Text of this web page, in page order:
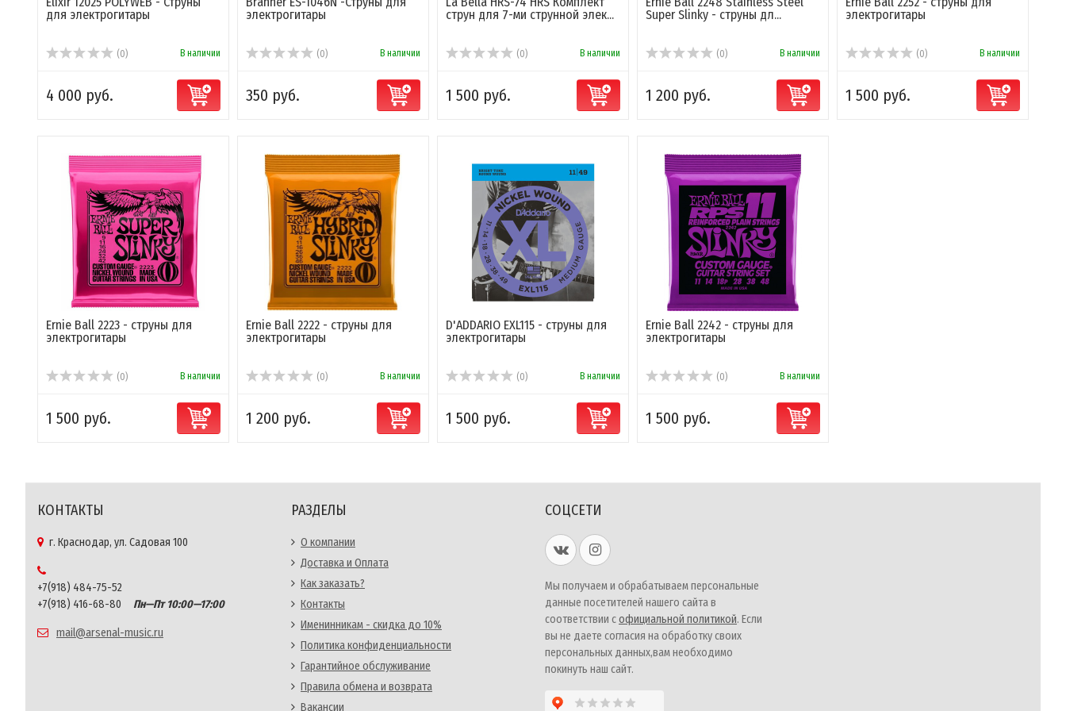
для электрогитары
(0) В наличии
4 000 руб.
электрогитары
(0) В наличии
350 руб.
струн для 7-ми струнной элек...
(0) В наличии
1 500 руб.
Super Slinky - струны дл...
(0) В наличии
1 200 руб.
электрогитары
(0) В наличии
1 500 руб.
Ernie Ball 2223 - струны для
электрогитары
(0) В наличии
1 500 руб.
Ernie Ball 2222 - струны для
электрогитары
(0) В наличии
1 200 руб.
D'ADDARIO EXL115 - струны для
электрогитары
(0) В наличии
1 500 руб.
Ernie Ball 2242 - струны для
электрогитары
(0) В наличии
1 500 руб.
КОНТАКТЫ
г. Краснодар, ул. Садовая 100
+7(918) 484-75-52
+7(918) 416-68-80
Пн—Пт 10:00—17:00
mail@arsenal-music.ru
РАЗДЕЛЫ
О компании
Доставка и Оплата
Как заказать?
Контакты
Именинникам - скидка до 10%
Политика конфиденциальности
Гарантийное обслуживание
Правила обмена и возврата
Вакансии
СОЦСЕТИ
Мы получаем и обрабатываем персональные
данные посетителей нашего сайта в
соответствии софициальной политикой. Если
вы не даете согласия на обработку своих
персональных данных,вам необходимо
покинуть наш сайт.